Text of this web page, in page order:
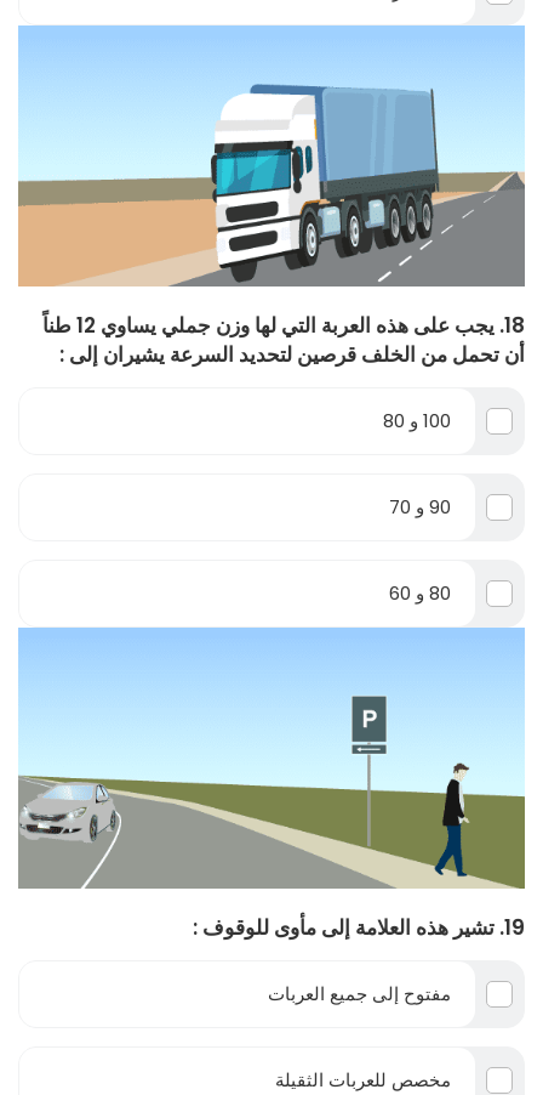
18. يجب على هذه العربة التي لها وزن جملي يساوي 12 طناً
أن تحمل من الخلف قرصين لتحديد السرعة يشيران إلى :
100 و 80
90 و 70
80 و 60
19. تشير هذه العلامة إلى مأوى للوقوف :
مفتوح إلى جميع العربات
مخصص للعربات الثقيلة